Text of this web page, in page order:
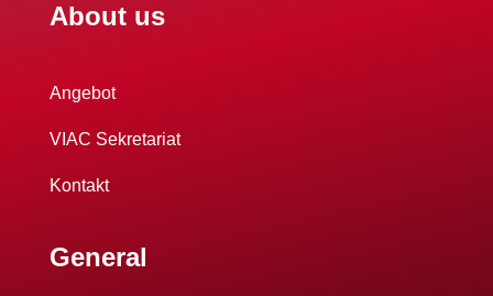
About us
Angebot
VIAC Sekretariat
Kontakt
General